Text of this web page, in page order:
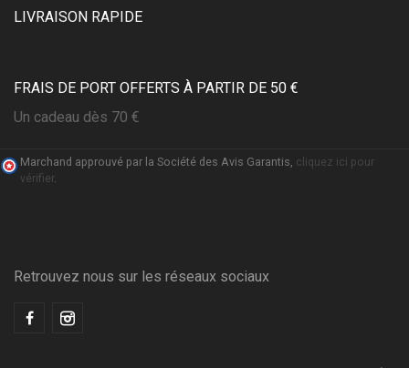
LIVRAISON RAPIDE
FRAIS DE PORT OFFERTS À PARTIR DE 50 €
Un cadeau dès 70 €
Marchand approuvé par la Société des Avis Garantis, cliquez ici pour
vérifier.
Retrouvez nous sur les réseaux sociaux